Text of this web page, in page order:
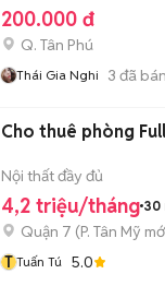
200.000 đ
Q. Tân Phú
Thái Gia Nghi 3 đã bán
Cho thuê phòng
Nội thất đầy đủ
4,2 triệu/tháng 30
Quận 7 (P. Tân Mỹ
T Tuấn Tú 5.0